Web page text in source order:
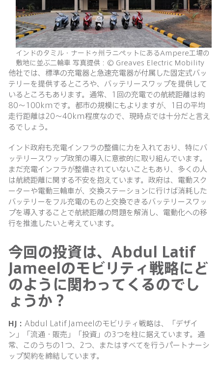
インドのタミル・ナードゥ州ラニペットにあるAmpere工場の
敷地に並ぶ二輪車 写真提供：© Greaves Electric Mobility
他社では、標準の充電器と急速充電器が付属した固定式バッ
テリーを提供するところや、バッテリースワップを提供して
いるところもあります。通常、1回の充電での航続距離は約
80〜100kmです。都市の規模にもよりますが、1日の平均
走行距離は20〜40km程度なので、現時点では十分だと言え
るでしょう。
インド政府も充電インフラの整備に力を入れており、特にバ
ッテリースワップ政策の導入に意欲的に取り組んでいます。
まだ充電インフラが整備されていないこともあり、多くの人
は航続距離に関する不安を抱えています。政府は、電動スク
ーターや電動三輪車が、交換ステーションに行けば消耗した
バッテリーをフル充電のものと交換できるバッテリースワッ
プを導入することで航続距離の問題を解消し、電動化への移
行を推進したいと考えています。
今回の投資は、Abdul Latif
Jameelのモビリティ戦略にど
のように関わってくるのでし
ょうか？
HJ： Abdul Latif Jameelのモビリティ戦略は、「デザイ
ン」「流通・販売」「投資」の3つを柱に据えています。通
常、このうちの1つ、2つ、またはすべてを行うパートナーシ
ップ契約を締結しています。